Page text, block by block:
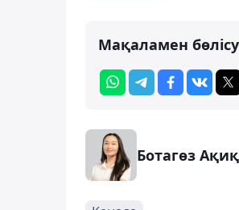
Мақаламен
Ботагөз